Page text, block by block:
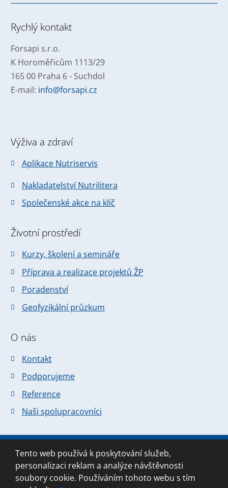
se
nepodařilo
odeslat.
Rychlý kontakt
Forsapi s.r.o.
K Horoměřicům 1113/29
165 00 Praha 6 - Suchdol
E-mail: info@forsapi.cz
Výživa a zdraví
Aplikace Nutriservis
Nakladatelství Nutrilitera
Společenské akce na klíč
Životní prostředí
Kurzy, školení a semináře
Příprava a realizace projektů ŽP
Poradenství
Geofyzikální průzkum
O nás
Kontakt
Podporujeme
Reference
Naši spolupracovníci
© 2026 Forsapi s.r.o., vytvořila eBRÁNA
Mapa stránek| Podmínky použití
Tento web používá k poskytování služeb,
personalizaci reklam a analýze návštěvnosti
soubory cookie. Používáním tohoto webu s tím